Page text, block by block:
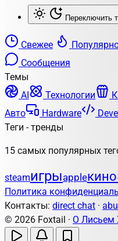
Переключить
Свежее
Сообщения
Темы
AI
Технологии
Авто
Hardware
Теги - тренды
15 самых популярных
steamигрыappleкино
Политика
Контакты: direct chat ·
© 2026 Foxtail · О Лисьем